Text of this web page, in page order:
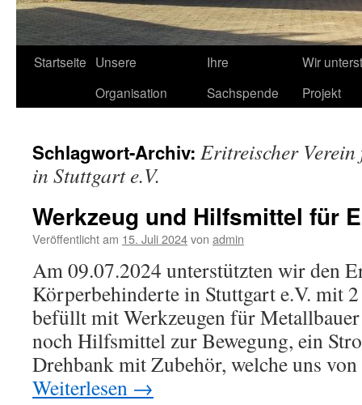
Startseite Unsere
Organisation
Ihre
Sachspende
Wir
Projekt
Schlagwort-Archiv: Eritreischer
in Stuttgart e.V.
Werkzeug und Hilfsmittel für
Veröffentlicht am 15. Juli 2024von admin
Am 09.07.2024 unterstützten wir den
Körperbehinderte in Stuttgart e.V. mit
befüllt mit Werkzeugen für
noch Hilfsmittel zur Bewegung, ein
Drehbank mit Zubehör, welche uns
Weiterlesen →